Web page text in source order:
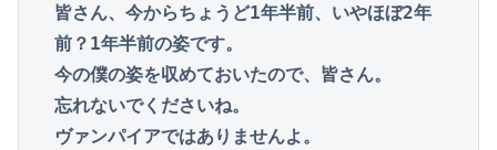
皆さん、今からちょうど1年半前、いやほぼ2年
前？1年半前の姿です。
今の僕の姿を収めておいたので、皆さん。
忘れないでくださいね。
ヴァンパイアではありませんよ。